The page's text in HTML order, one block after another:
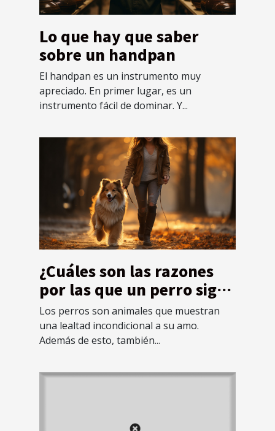
Lo que hay que saber
sobre un handpan
El handpan es un instrumento muy
apreciado. En primer lugar, es un
instrumento fácil de dominar. Y...
¿Cuáles son las razones
por las que un perro sigue
a su dueño todo el
tiempo?
Los perros son animales que muestran
una lealtad incondicional a su amo.
Además de esto, también...